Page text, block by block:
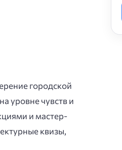
городской
уровне чувств и
и мастер-
квизы,